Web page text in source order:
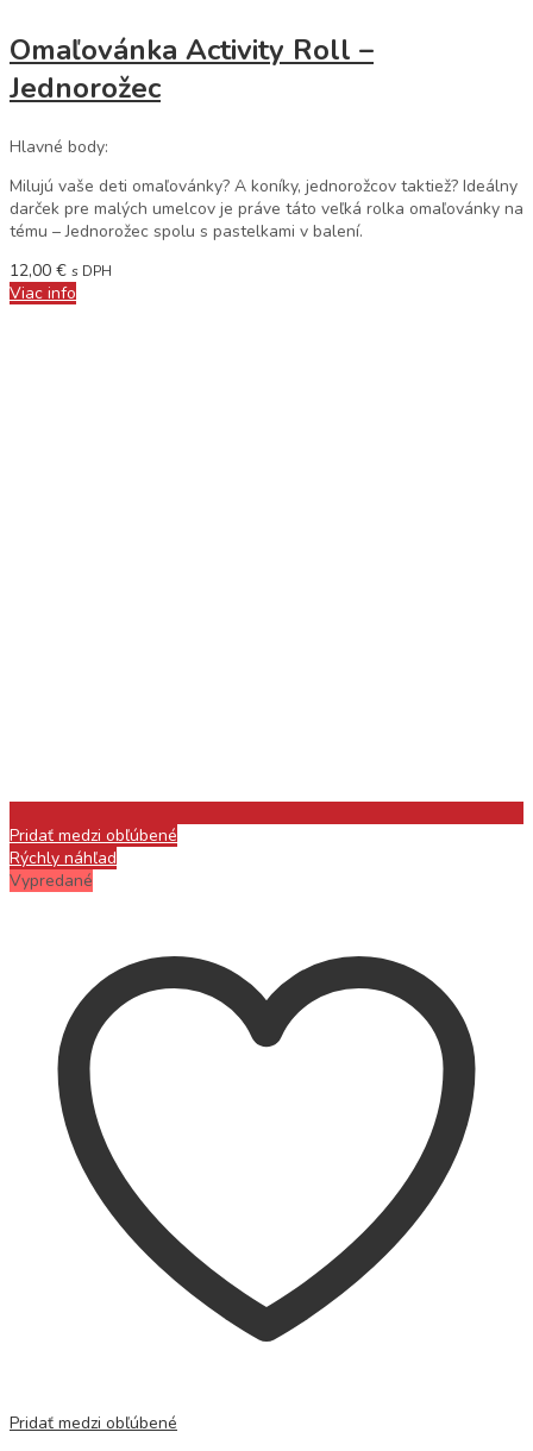
Omaľovánka Activity Roll –
Jednorožec
Hlavné body:
Milujú vaše deti omaľovánky? A koníky, jednorožcov taktiež? Ideálny
darček pre malých umelcov je práve táto veľká rolka omaľovánky na
tému – Jednorožec spolu s pastelkami v balení.
12,00 € s DPH
Viac info
Pridať medzi obľúbené
Rýchly náhľad
Vypredané
Pridať medzi obľúbené